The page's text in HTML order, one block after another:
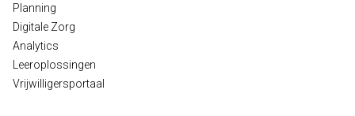
Planning
Digitale Zorg
Analytics
Leeroplossingen
Vrijwilligersportaal